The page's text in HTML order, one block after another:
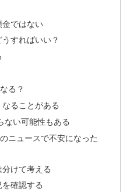
ではない
すればいい？
る？
ることがある
ない可能性もある
ニュースで不安になった
けて考える
確認する